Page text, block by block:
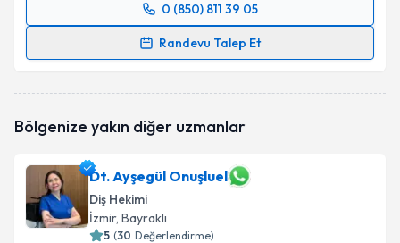
0 (850) 811 39 05
Randevu Talep Et
Randevu Takvimi Talebi
takvimi talebi oluşturun. Size bu uzmandan randevu
bilgilendireceğiz.
E-posta Adresiniz
Bölgenize yakın diğer uzmanlar
Dt. Ayşegül Onuşluel
Diş Hekimi
İzmir, Bayraklı
5 (30 Değerlendirme)